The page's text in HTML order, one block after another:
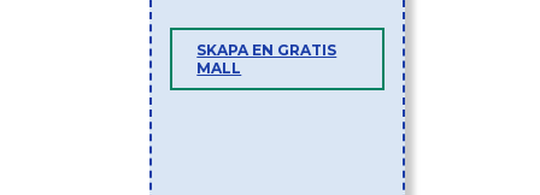
SKAPA EN GRATIS
MALL